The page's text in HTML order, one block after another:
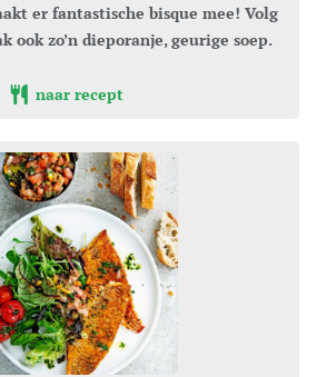
er fantastische bisque mee! Volg
ook zo’n dieporanje, geurige soep.
naar recept